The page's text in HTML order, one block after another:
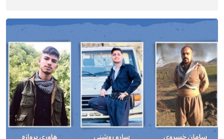
بۆ شەش کەس زیادی کرد